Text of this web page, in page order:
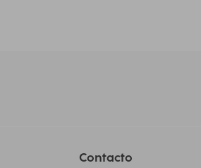
Contacto